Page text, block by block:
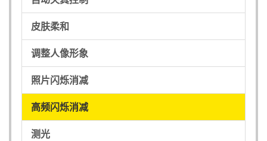
皮肤柔和
调整人像形象
照片闪烁消减
高频闪烁消减
测光